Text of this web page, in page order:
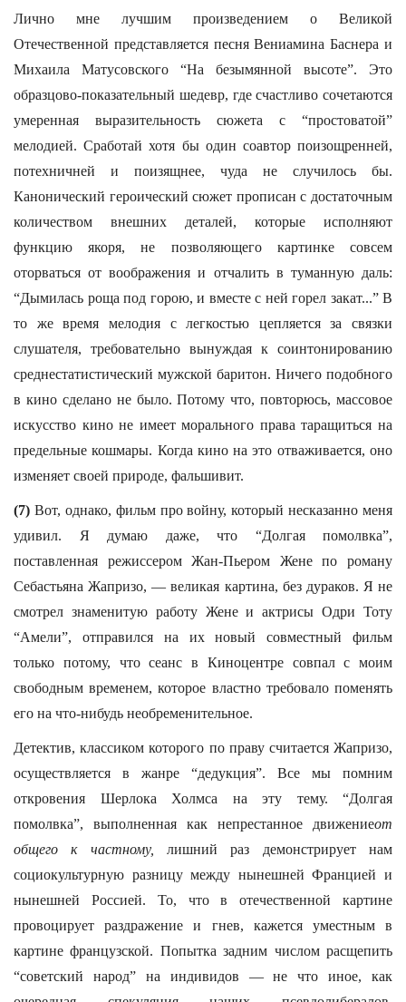
Лично мне лучшим произведением о Великой
Отечественной представляется песня Вениамина Баснера и
Михаила Матусовского “На безымянной высоте”. Это
образцово-показательный шедевр, где счастливо сочетаются
умеренная выразительность сюжета с “простоватой”
мелодией. Сработай хотя бы один соавтор поизощренней,
потехничней и поизящнее, чуда не случилось бы.
Канонический героический сюжет прописан с достаточным
количеством внешних деталей, которые исполняют
функцию якоря, не позволяющего картинке совсем
оторваться от воображения и отчалить в туманную даль:
“Дымилась роща под горою, и вместе с ней горел закат...” В
то же время мелодия с легкостью цепляется за связки
слушателя, требовательно вынуждая к соинтонированию
среднестатистический мужской баритон. Ничего подобного
в кино сделано не было. Потому что, повторюсь, массовое
искусство кино не имеет морального права таращиться на
предельные кошмары. Когда кино на это отваживается, оно
изменяет своей природе, фальшивит.
(7) Вот, однако, фильм про войну, который несказанно меня
удивил. Я думаю даже, что “Долгая помолвка”,
поставленная режиссером Жан-Пьером Жене по роману
Себастьяна Жапризо, — великая картина, без дураков. Я не
смотрел знаменитую работу Жене и актрисы Одри Тоту
“Амели”, отправился на их новый совместный фильм
только потому, что сеанс в Киноцентре совпал с моим
свободным временем, которое властно требовало поменять
его на что-нибудь необременительное.
Детектив, классиком которого по праву считается Жапризо,
осуществляется в жанре “дедукция”. Все мы помним
откровения Шерлока Холмса на эту тему. “Долгая
помолвка”, выполненная как непрестанное движениеот
общего к частному,
лишний раз демонстрирует нам
социокультурную разницу между нынешней Францией и
нынешней Россией. То, что в отечественной картине
провоцирует раздражение и гнев, кажется уместным в
картине французской. Попытка задним числом расщепить
“советский народ” на индивидов — не что иное, как